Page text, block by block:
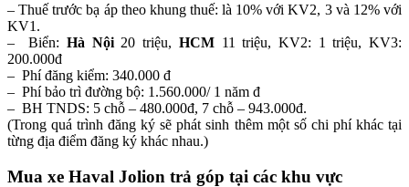
– Thuế trước bạ áp theo khung thuế: là 10% với KV2, 3 và 12% với
KV1.
– Biển:Hà Nội20 triệu, HCM11 triệu, KV2: 1 triệu, KV3:
200.000đ
– Phí đăng kiểm: 340.000 đ
– Phí bảo trì đường bộ: 1.560.000/ 1 năm đ
– BH TNDS: 5 chỗ – 480.000đ, 7 chỗ – 943.000đ.
(Trong quá trình đăng ký sẽ phát sinh thêm một số chi phí khác tại
từng địa điểm đăng ký khác nhau.)
Mua xe Haval Jolion trả góp tại các khu vực